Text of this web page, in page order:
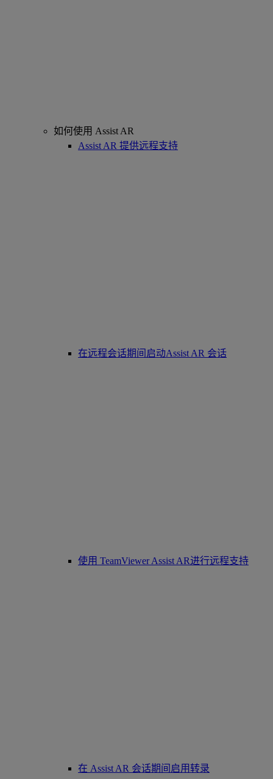
如何使用 Assist AR
Assist AR 提供远程支持
在远程会话期间启动Assist AR 会话
使用 TeamViewer Assist AR进行远程支持
在 Assist AR 会话期间启用转录